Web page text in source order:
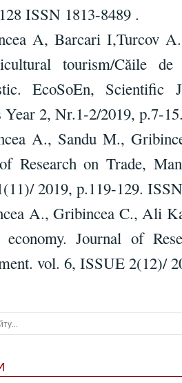
ISSN 1813-8489 .
A, Barcari I,Turcov
tourism/Căile
EcoSoEn, Scientific
Year 2, Nr.1-2/2019, p.7-
A., Sandu M.,
Research on Trade,
2019, p.119-129.
A., Gribincea C., Ali
economy. Journal of
vol. 6, ISSUE 2(12)/